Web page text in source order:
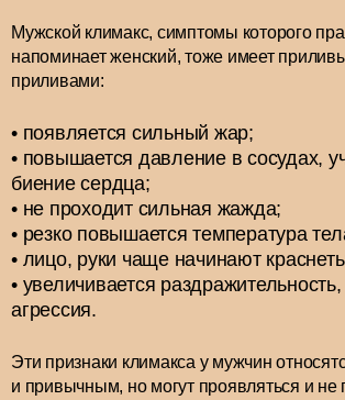
Мужской климакс, симптомы которого
напоминает женский, тоже имеет
приливами:
появляется сильный жар;
повышается давление в сосудах,
биение сердца;
не проходит сильная жажда;
резко повышается температура
лицо, руки чаще начинают
увеличивается
агрессия.
Эти признаки климакса у мужчин
и привычным, но могут проявляться и не